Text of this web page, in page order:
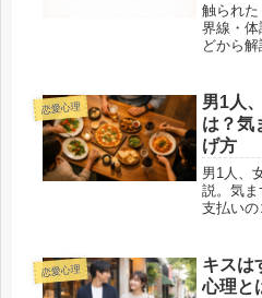
触られ
界線・
どから解
恋愛心理
男1人
は？気
げ方
男1人、
説。気ま
支払い
恋愛心理
キスは
心理と